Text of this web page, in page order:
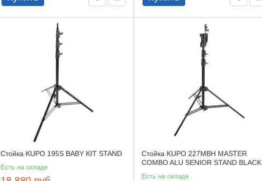
Стойка KUPO 195S BABY KIT STAND
Есть на складе
Стойка KUPO 227MBH MASTER
COMBO ALU SENIOR STAND BLACK
Есть на складе